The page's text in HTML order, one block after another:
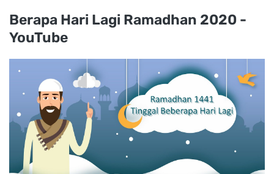
Berapa Hari Lagi Ramadhan 2020 -
YouTube